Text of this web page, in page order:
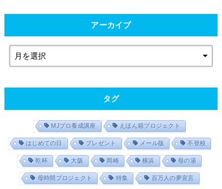
アーカイブ
タグ
MJプロ養成講座 えほん箱プロジェクト
はじめての日 プレゼント メール版 不登校
乾杯 大阪 岡崎 横浜 母の湯
母時間プロジェクト 特集 百万人の夢宣言